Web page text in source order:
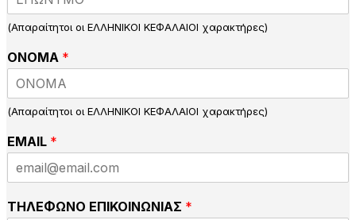
(Απαραίτητοι οι ΕΛΛΗΝΙΚΟΙ ΚΕΦΑΛΑΙΟΙ χαρακτήρες)
ΟΝΟΜΑ *
(Απαραίτητοι οι ΕΛΛΗΝΙΚΟΙ ΚΕΦΑΛΑΙΟΙ χαρακτήρες)
EMAIL *
ΤΗΛΕΦΩΝΟ ΕΠΙΚΟΙΝΩΝΙΑΣ *